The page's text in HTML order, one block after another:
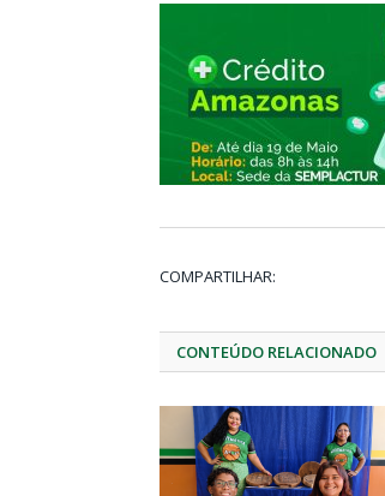
COMPARTILHAR:
CONTEÚDO RELACIONADO